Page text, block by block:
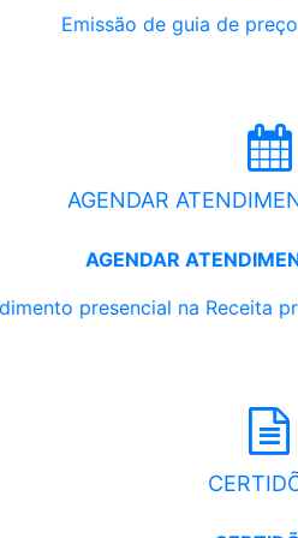
Emissão de guia de
AGENDAR
AGENDAR
presencial na Receita